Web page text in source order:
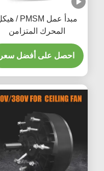
مبدأ عمل PMSM / هيكل
المحرك المتزامن
المغناطيسي الدائم 40dB
احصل على أفضل سعر